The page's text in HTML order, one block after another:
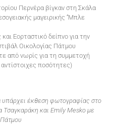
Περνέρα βίγκαν στη Σκάλα
μαγειρικής ‘’Μπλε
Εορταστικό δείπνο για την
Οικολογίας Πάτμου
από νωρίς για τη συμμετοχή
ποσότητες)
υπάρχει έκθεση φωτογραφίας στο
και Emily Mesko με